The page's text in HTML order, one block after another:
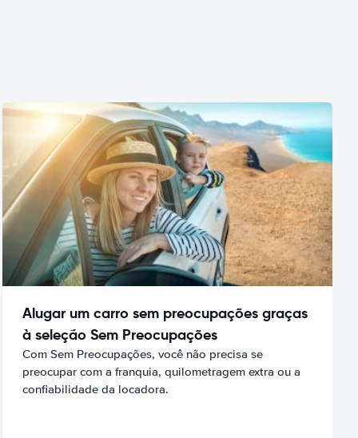
Alugar um carro sem preocupações graças
à seleção Sem Preocupações
Com Sem Preocupações, você não precisa se
preocupar com a franquia, quilometragem extra ou a
confiabilidade da locadora.